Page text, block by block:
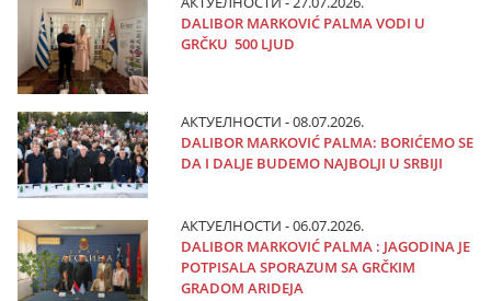
DALIBOR MARKOVIĆ PALMA VODI U
GRČKU 500 LJUD
АКТУЕЛНОСТИ - 08.07.2026.
DALIBOR MARKOVIĆ PALMA: BORIĆEMO SE
DA I DALJE BUDEMO NAJBOLJI U SRBIJI
АКТУЕЛНОСТИ - 06.07.2026.
DALIBOR MARKOVIĆ PALMA : JAGODINA JE
POTPISALA SPORAZUM SA GRČKIM
GRADOM ARIDEJA